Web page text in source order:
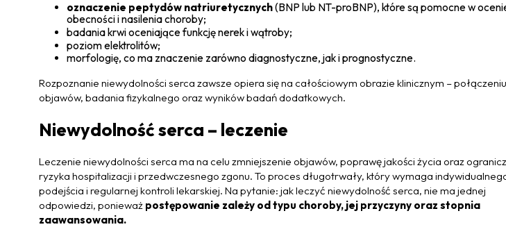
oznaczenie peptydów natriuretycznych(BNP lub NT-proBNP), które są pomocne w
obecności i nasilenia choroby;
badania krwi oceniające funkcję nerek i wątroby;
poziom elektrolitów;
morfologię, co ma znaczenie zarówno diagnostyczne, jak i prognostyczne.
Rozpoznanie niewydolności serca zawsze opiera się na całościowym obrazie klinicznym – połączeniu
objawów, badania fizykalnego oraz wyników badań dodatkowych.
Niewydolność serca – leczenie
Leczenie niewydolności serca ma na celu zmniejszenie objawów, poprawę jakości życia oraz
ryzyka hospitalizacji i przedwczesnego zgonu. To proces długotrwały, który wymaga
podejścia i regularnej kontroli lekarskiej. Na pytanie: jak leczyć niewydolność serca, nie ma jednej
odpowiedzi, ponieważ postępowanie zależy od typu choroby, jej przyczyny oraz stopnia
zaawansowania.